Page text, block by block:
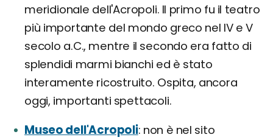
meridionale dell'Acropoli. Il primo fu il teatro
più importante del mondo greco nel IV e V
secolo a.C., mentre il secondo era fatto di
splendidi marmi bianchi ed è stato
interamente ricostruito. Ospita, ancora
oggi, importanti spettacoli.
Museo dell'Acropoli: non è nel sito